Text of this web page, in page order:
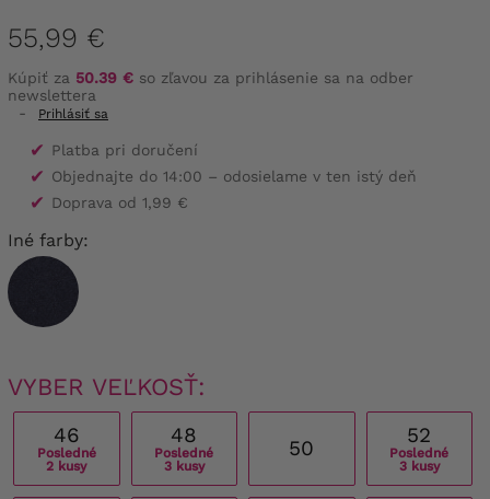
55,99 €
Kúpiť za 50.39 € so zľavou za prihlásenie sa na odber
newslettera
-
Prihlásiť sa
✔ Platba pri doručení
✔ Objednajte do 14:00 – odosielame v ten istý deň
✔ Doprava od 1,99 €
Iné farby:
VYBER VEĽKOSŤ:
46
Posledné
2 kusy
48
Posledné
3 kusy
50
52
Posledné
3 kusy